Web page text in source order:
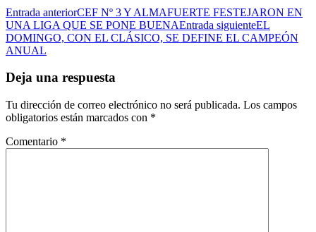
Entrada anteriorCEF Nº 3 Y ALMAFUERTE FESTEJARON EN
UNA LIGA QUE SE PONE BUENAEntrada siguienteEL
DOMINGO, CON EL CLÁSICO, SE DEFINE EL CAMPEÓN
ANUAL
Deja una respuesta
Tu dirección de correo electrónico no será publicada. Los campos
obligatorios están marcados con *
Comentario *